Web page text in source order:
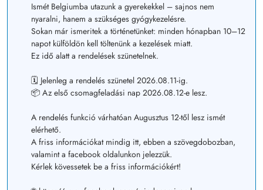
Ismét Belgiumba utazunk a gyerekekkel – sajnos nem
nyaralni, hanem a szükséges gyógykezelésre.
Sokan már ismeritek a történetünket: minden hónapban 10–12
napot külföldön kell töltenünk a kezelések miatt.
Ez idő alatt a rendelések szünetelnek.
🗓️ Jelenleg a rendelés szünetel 2026.08.11-ig.
📦 Az első csomagfeladási nap 2026.08.12-e lesz.
A rendelés funkció várhatóan Augusztus 12-től lesz ismét
elérhető.
A friss információkat mindig itt, ebben a szövegdobozban,
valamint a facebook oldalunkon jelezzük.
Kérlek kövessetek be a friss információkért!